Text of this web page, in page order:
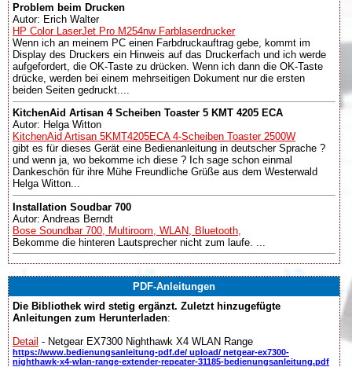
Problem beim Drucken
Autor: Erich Walter
HP Color LaserJet Pro M254nw Farblaserdrucker
Wenn ich an meinem PC einen Farbdruckauftrag gebe, kommt im
Display des Druckers ein Hinweis auf das Druckerfach und ich werde
aufgefordert, die OK-Taste zu drücken. Wenn ich dann die OK-Taste
drücke, werden bei einem mehrseitigen Dokument nur die ersten
beiden Seiten gedruckt....
KitchenAid Artisan 4 Scheiben Toaster 5 KMT 4205 ECA
Autor: Helga Witton
KitchenAid Artisan 5KMT4205ECA 4-Scheiben Toaster 2500W
gibt es für dieses Gerät eine Bedienanleitung in deutscher Sprache ?
und wenn ja, wo bekomme ich diese ? Ich sage schon einmal
Dankeschön für ihre Mühe Freundliche Grüße aus dem Westerwald
Helga Witton...
Installation Soudbar 700
Autor: Andreas Berndt
Bose Soundbar 700, Multiroom, WLAN, Bluetooth,
Bekomme die hinteren Lautsprecher nicht zum laufe. ...
PDF-Anleitungen
Die Bibliothek wird stetig ergänzt. Zuletzt hinzugefügte
Anleitungen zum Herunterladen:
Detail - Netgear EX7300 Nighthawk X4 WLAN Range
https://www.bedienungsanleitung-pdf.de/ upload/ netgear-ex7300-
nighthawk-x4-wlan-range-extender-repeater-31185-bedienungsanleitung.pdf